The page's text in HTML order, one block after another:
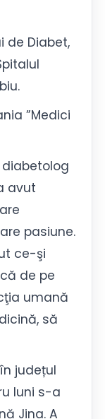
de Diabet,
”Medici
avut
pasiune.
ce-şi
de pe
umană
să
județul
luni s-a
Jina. A